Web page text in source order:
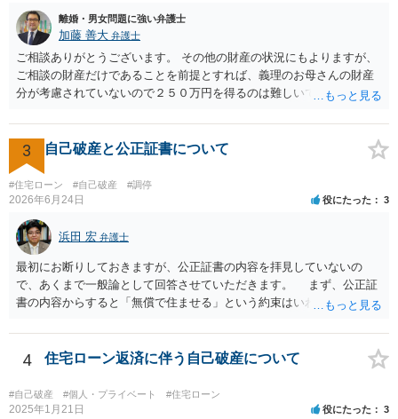
うと、偏頗弁済に該当する可能性が高くなります。 ただ、破産手続に
おいては偏頗弁済は免責不許可事由とされていますが、個人再生にお
いては当然に不認可事由とされているわけではなく、最低弁済額の計
算を行う際に偏頗弁済した金額をそのまま最低弁済額へ加算する、と
いう方法でペナルティを課しています。 そのため、本件では滞納管理
費の金額とその資金調達が問題です。 司法書士ではなく、弁護士へ依
離婚・男女問題に強い弁護士
加藤 善大 弁護士
ご相談ありがとうございます。 その他の財産の状況にもよりますが、
ご相談の財産だけであることを前提とすれば、義理のお母さんの財産
分が考慮されていないので２５０万円を得るのは難しいでしょう。 た
が変わってきたりします。 詳しくは、直接弁護士にお会いになってほ
かの財産状況もお話の上ご相談になってください。
3 自己破産と公正証書について
#住宅ローン #自己破産 #調停
2026年6月24日 役にたった 3
浜田 宏 弁護士
最初にお断りしておきますが、公正証書の内容を拝見していないの
で、あくまで一般論として回答させていただきます。 まず、公正証
書の内容からすると「無償で住ませる」という約束はいわゆる使用貸
ということであれば建物賃貸借になり、賃借人（元奥様＋お子さん）
に借地借家法上の保護及び抵当権より先に設定された賃貸借契約であ
作成よりも前にローンで購入されたものと思われますので、仮に賃貸
借契約が設定されていたとしても、奥様の賃借権は抵当権者（ローン
4 住宅ローン返済に伴う自己破産について
#自己破産 #個人・プライベート #住宅ローン
2025年1月21日 役にたった 3